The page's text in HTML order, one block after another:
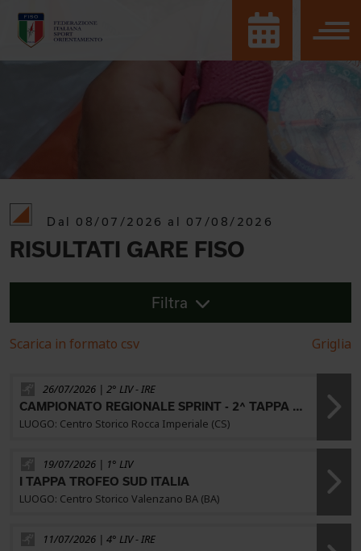
Dal 08/07/2026 al 07/08/2026
RISULTATI GARE FISO
Filtra
Scarica in formato csv Griglia
26/07/2026 | 2° LIV -IRE
CAMPIONATO REGIONALE SPRINT - 2^ TAPPA TROFEO SUD_
LUOGO: Centro Storico Rocca Imperiale (CS)
19/07/2026 | 1° LIV
I TAPPA TROFEO SUD ITALIA
LUOGO: Centro Storico Valenzano BA (BA)
11/07/2026 | 4° LIV -IRE